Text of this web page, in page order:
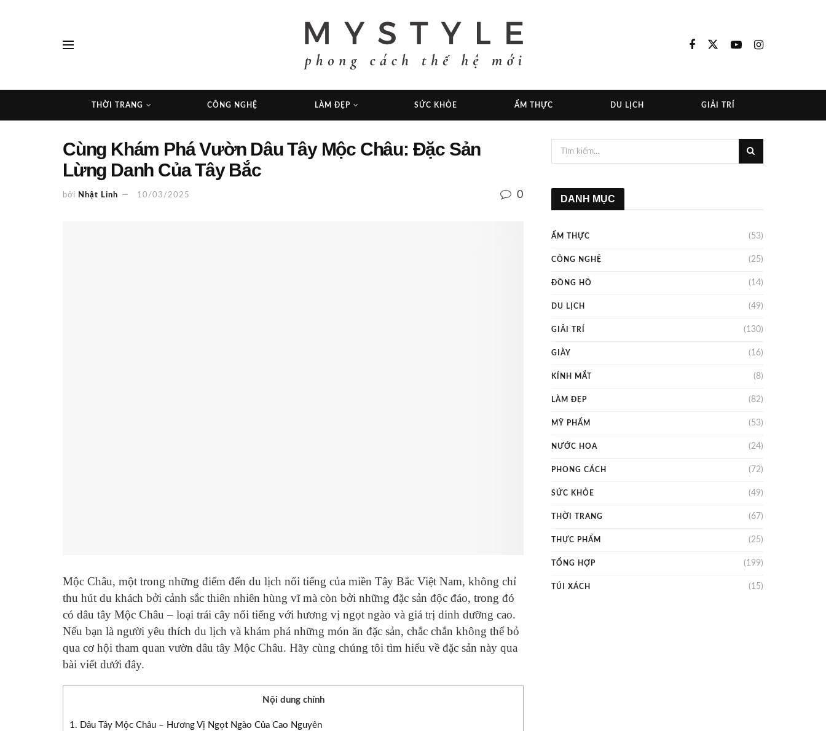
THỜI TRANG CÔNG NGHỆ LÀM ĐẸP SỨC KHỎE ẨM THỰC DU LỊCH GIẢI TRÍ
Cùng Khám Phá Vườn Dâu Tây Mộc Châu: Đặc Sản
Lừng Danh Của Tây Bắc
bởi Nhật Linh 10/03/2025 0
Mộc Châu, một trong những điểm đến du lịch nổi tiếng của miền Tây Bắc Việt Nam, không chỉ
thu hút du khách bởi cảnh sắc thiên nhiên hùng vĩ mà còn bởi những đặc sản độc đáo, trong đó
có dâu tây Mộc Châu – loại trái cây nổi tiếng với hương vị ngọt ngào và giá trị dinh dưỡng cao.
Nếu bạn là người yêu thích du lịch và khám phá những món ăn đặc sản, chắc chắn không thể bỏ
qua cơ hội tham quan vườn dâu tây Mộc Châu. Hãy cùng chúng tôi tìm hiểu về đặc sản này qua
bài viết dưới đây.
Nội dung chính
1. Dâu Tây Mộc Châu – Hương Vị Ngọt Ngào Của Cao Nguyên
DANH MỤC
ẨM THỰC (53)
CÔNG NGHỆ (25)
ĐỒNG HỒ (14)
DU LỊCH (49)
GIẢI TRÍ (130)
GIÀY (16)
KÍNH MẮT (8)
LÀM ĐẸP (82)
MỸ PHẨM (53)
NƯỚC HOA (24)
PHONG CÁCH (72)
SỨC KHỎE (49)
THỜI TRANG (67)
THỰC PHẨM (25)
TỔNG HỢP (199)
TÚI XÁCH (15)